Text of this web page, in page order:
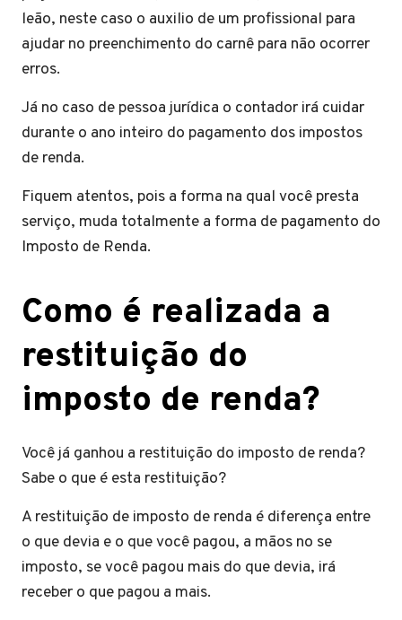
leão, neste caso o auxilio de um profissional para
ajudar no preenchimento do carnê para não ocorrer
erros.
Já no caso de pessoa jurídica o contador irá cuidar
durante o ano inteiro do pagamento dos impostos
de renda.
Fiquem atentos, pois a forma na qual você presta
serviço, muda totalmente a forma de pagamento do
Imposto de Renda.
Como é realizada a
restituição do
imposto de renda?
Você já ganhou a restituição do imposto de renda?
Sabe o que é esta restituição?
A restituição de imposto de renda é diferença entre
o que devia e o que você pagou, a mãos no se
imposto, se você pagou mais do que devia, irá
receber o que pagou a mais.